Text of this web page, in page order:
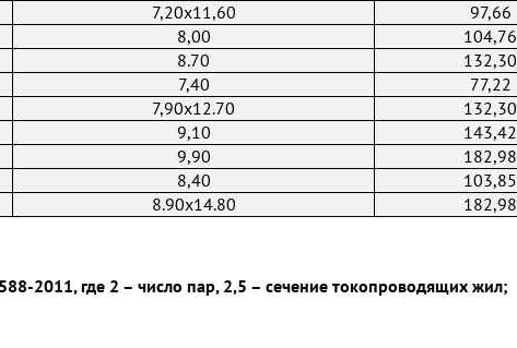
7,20x11,60 97,66
8,00
104,76
8.70
132,30
7,40
77,22
7,90x12.70 132,30
9,10
143,42
9,90
182,98
8,40
103,85
8.90x14.80
182,98
2011, где 2 – число пар, 2,5 – cечение токопроводящих жил;